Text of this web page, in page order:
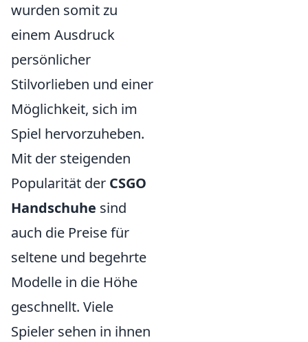
wurden somit zu
einem Ausdruck
persönlicher
Stilvorlieben und einer
Möglichkeit, sich im
Spiel hervorzuheben.
Mit der steigenden
Popularität der CSGO
Handschuhe sind
auch die Preise für
seltene und begehrte
Modelle in die Höhe
geschnellt. Viele
Spieler sehen in ihnen